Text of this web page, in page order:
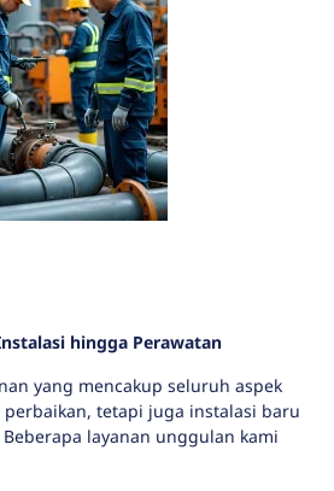
hingga Perawatan
yang mencakup seluruh aspek
tetapi juga instalasi baru
layanan unggulan kami